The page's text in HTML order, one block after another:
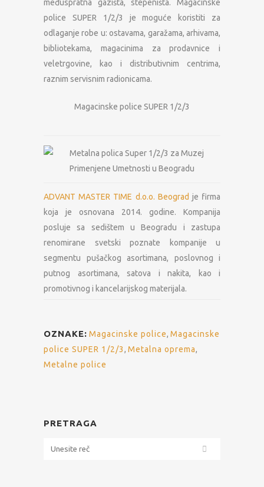
međuspratna gazišta, stepeništa. Magacinske
police SUPER 1/2/3 je moguće koristiti za
odlaganje robe u: ostavama, garažama, arhivama,
bibliotekama, magacinima za prodavnice i
veletrgovine, kao i distributivnim centrima,
raznim servisnim radionicama.
Magacinske police SUPER 1/2/3
ADVANT MASTER TIME d.o.o. Beograd je firma
koja je osnovana 2014. godine. Kompanija
posluje sa sedištem u Beogradu i zastupa
renomirane svetski poznate kompanije u
segmentu pušačkog asortimana, poslovnog i
putnog asortimana, satova i nakita, kao i
promotivnog i kancelarijskog materijala.
OZNAKE: Magacinske police, Magacinske
police SUPER 1/2/3, Metalna oprema,
Metalne police
PRETRAGA